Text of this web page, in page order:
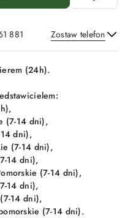
881 Zostaw telefon
(24h).
(7-14 dni),
dni),
(7-14 dni),
14 dni),
(7-14 dni),
14 dni),
14 dni),
(7-14 dni).